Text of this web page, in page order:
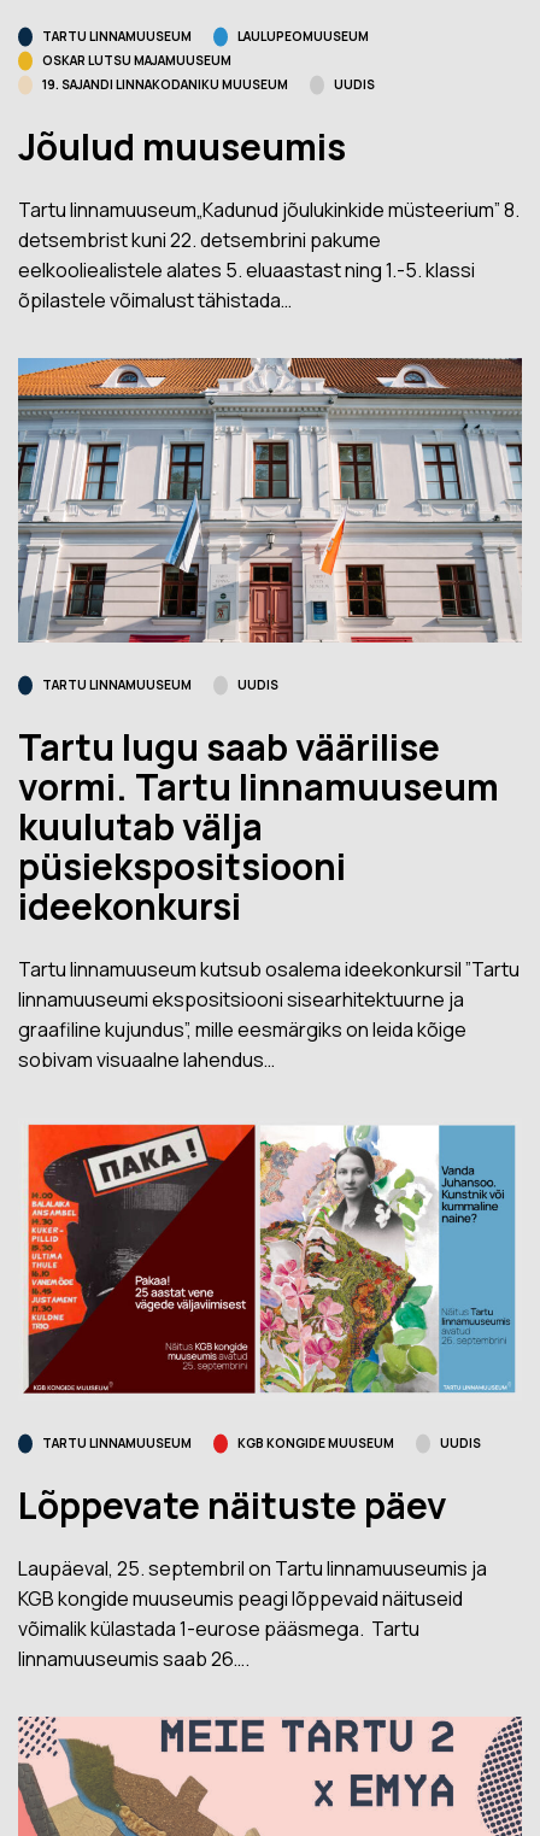
TARTU LINNAMUUSEUM
LAULUPEOMUUSEUM
OSKAR LUTSU MAJAMUUSEUM
19. SAJANDI LINNAKODANIKU MUUSEUM
UUDIS
Jõulud muuseumis
Tartu linnamuuseum„Kadunud jõulukinkide müsteerium” 8.
detsembrist kuni 22. detsembrini pakume
eelkooliealistele alates 5. eluaastast ning 1.-5. klassi
õpilastele võimalust tähistada…
TARTU LINNAMUUSEUM UUDIS
Tartu lugu saab väärilise
vormi. Tartu linnamuuseum
kuulutab välja
püsiekspositsiooni
ideekonkursi
Tartu linnamuuseum kutsub osalema ideekonkursil ”Tartu
linnamuuseumi ekspositsiooni sisearhitektuurne ja
graafiline kujundus”, mille eesmärgiks on leida kõige
sobivam visuaalne lahendus…
TARTU LINNAMUUSEUM KGB KONGIDE MUUSEUM UUDIS
Lõppevate näituste päev
Laupäeval, 25. septembril on Tartu linnamuuseumis ja
KGB kongide muuseumis peagi lõppevaid näituseid
võimalik külastada 1-eurose pääsmega. Tartu
linnamuuseumis saab 26….